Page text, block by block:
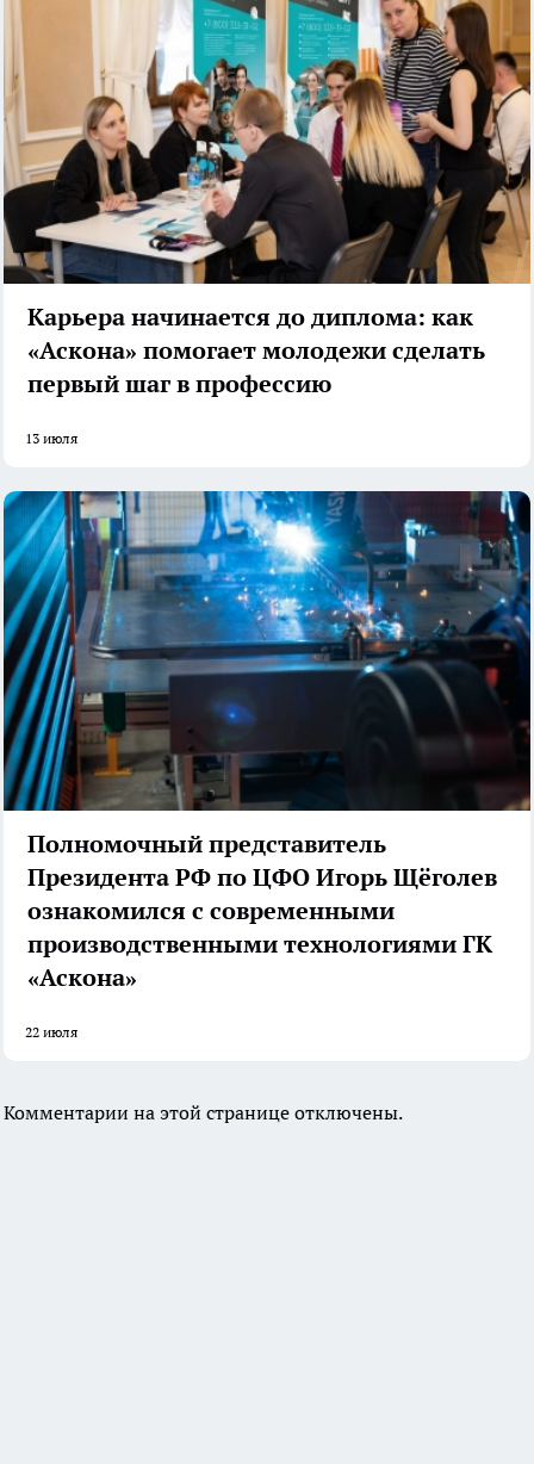
Карьера начинается до диплома: как
«Аскона» помогает молодежи сделать
первый шаг в профессию
13 июля
Полномочный представитель
Президента РФ по ЦФО Игорь Щёголев
ознакомился с современными
производственными технологиями ГК
«Аскона»
22 июля
Комментарии на этой странице отключены.